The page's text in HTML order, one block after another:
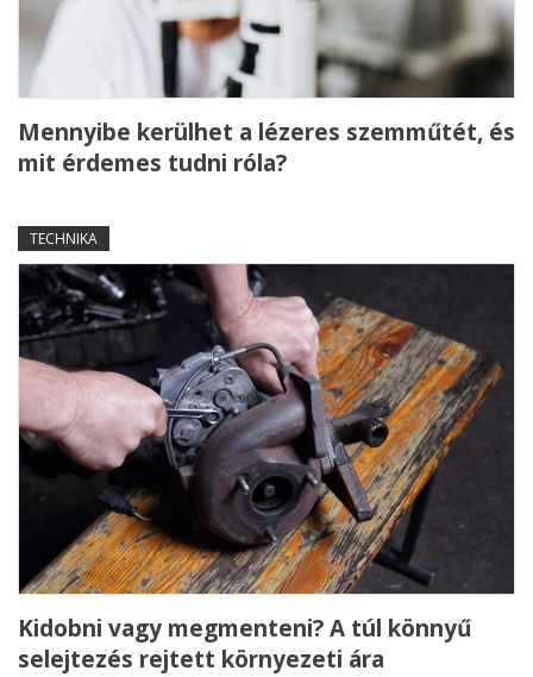
Mennyibe kerülhet a lézeres szemműtét, és
mit érdemes tudni róla?
TECHNIKA
Kidobni vagy megmenteni? A túl könnyű
selejtezés rejtett környezeti ára